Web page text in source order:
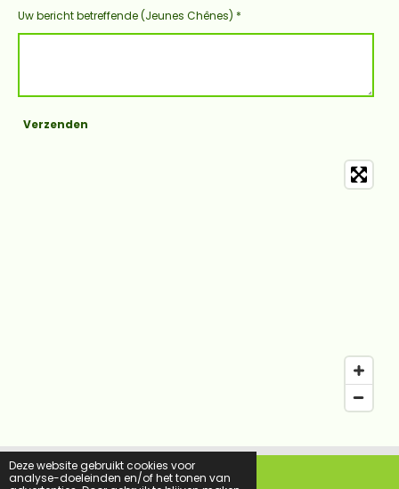
Deze website gebruikt cookies voor
analyse-doeleinden en/of het tonen van
Uw bericht betreffende (Jeunes Chênes) *
Verzenden